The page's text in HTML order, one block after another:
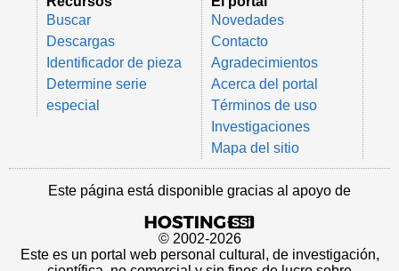
Buscar
Descargas
Identificador de pieza
Determine serie
especial
Novedades
Contacto
Agradecimientos
Acerca del portal
Términos de uso
Investigaciones
Mapa del sitio
Este página está disponible gracias al apoyo de
© 2002-2026
Este es un portal web personal cultural, de investigación,